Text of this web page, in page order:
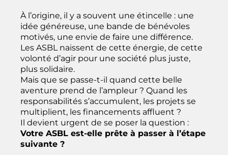
À l’origine, il y a souvent une étincelle : une
idée généreuse, une bande de bénévoles
motivés, une envie de faire une différence.
Les ASBL naissent de cette énergie, de cette
volonté d’agir pour une société plus juste,
plus solidaire.
Mais que se passe-t-il quand cette belle
aventure prend de l’ampleur ? Quand les
responsabilités s’accumulent, les projets se
multiplient, les financements affluent ?
Il devient urgent de se poser la question :
Votre ASBL est-elle prête à passer à l’étape
suivante ?